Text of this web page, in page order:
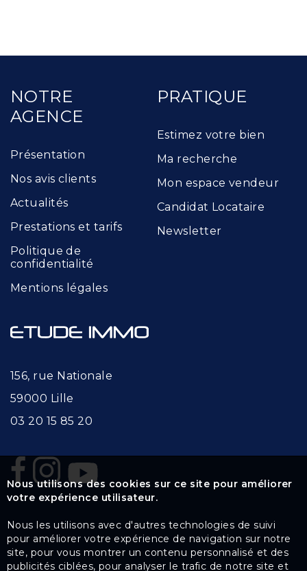
NOTRE
AGENCE
Présentation
Nos avis clients
Actualités
Prestations et tarifs
Politique de
confidentialité
Mentions légales
PRATIQUE
Estimez votre bien
Ma recherche
Mon espace vendeur
Candidat Locataire
Newsletter
156, rue Nationale
59000 Lille
03 20 15 85 20
Nous utilisons des cookies sur ce site pour améliorer
votre expérience utilisateur.
Nous les utilisons avec d'autres technologies de suivi
pour améliorer votre expérience de navigation sur notre
site, pour vous montrer un contenu personnalisé et des
publicités ciblées, pour analyser le trafic de notre site et